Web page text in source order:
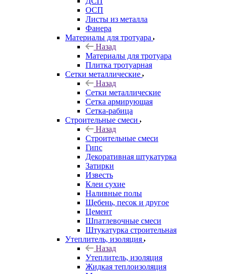
ОСП
Листы из металла
Фанера
Материалы для тротуара
Назад
Материалы для тротуара
Плитка тротуарная
Сетки металлические
Назад
Сетки металлические
Сетка армирующая
Сетка-рабица
Строительные смеси
Назад
Строительные смеси
Гипс
Декоративная штукатурка
Затирки
Известь
Клеи сухие
Наливные полы
Щебень, песок и другое
Цемент
Шпатлевочные смеси
Штукатурка строительная
Утеплитель, изоляция
Назад
Утеплитель, изоляция
Жидкая теплоизоляция